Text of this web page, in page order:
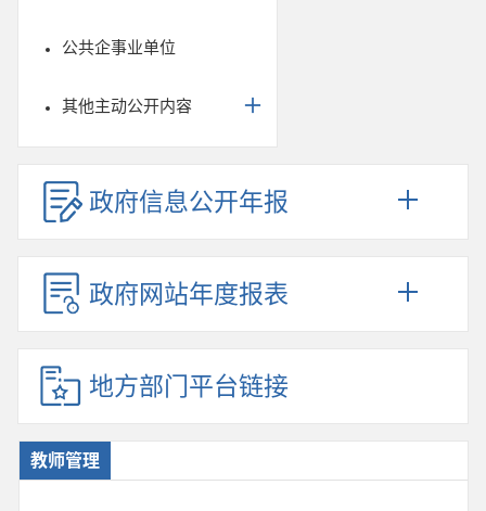
公共企事业单位
其他主动公开内容
政府信息公开年报
政府网站年度报表
地方部门平台链接
教师管理